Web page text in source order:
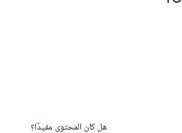
هل كان المحتوى مفيدًا؟